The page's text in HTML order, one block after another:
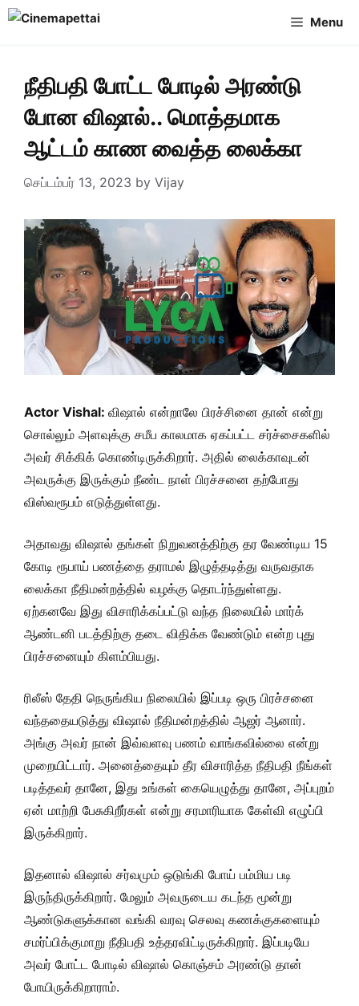
Skip
Menu
நீதிபதி போட்ட போடில் அரண்டு
போன விஷால்.. மொத்தமாக
ஆட்டம் காண வைத்த லைக்கா
செப்டம்பர் 13, 2023 by Vijay
Actor Vishal: விஷால் என்றாலே பிரச்சினை தான் என்று
சொல்லும் அளவுக்கு சமீப காலமாக ஏகப்பட்ட சர்ச்சைகளில்
அவர் சிக்கிக் கொண்டிருக்கிறார். அதில் லைக்காவுடன்
அவருக்கு இருக்கும் நீண்ட நாள் பிரச்சனை தற்போது
விஸ்வரூபம் எடுத்துள்ளது.
அதாவது விஷால் தங்கள் நிறுவனத்திற்கு தர வேண்டிய 15
கோடி ரூபாய் பணத்தை தராமல் இழுத்தடித்து வருவதாக
லைக்கா நீதிமன்றத்தில் வழக்கு தொடர்ந்துள்ளது.
ஏற்கனவே இது விசாரிக்கப்பட்டு வந்த நிலையில் மார்க்
ஆண்டனி படத்திற்கு தடை விதிக்க வேண்டும் என்ற புது
பிரச்சனையும் கிளம்பியது.
ரிலீஸ் தேதி நெருங்கிய நிலையில் இப்படி ஒரு பிரச்சனை
வந்ததையடுத்து விஷால் நீதிமன்றத்தில் ஆஜர் ஆனார்.
அங்கு அவர் நான் இவ்வளவு பணம் வாங்கவில்லை என்று
முறையிட்டார். அனைத்தையும் தீர விசாரித்த நீதிபதி நீங்கள்
படித்தவர் தானே, இது உங்கள் கையெழுத்து தானே, அப்புறம்
ஏன் மாற்றி பேசுகிறீர்கள் என்று சரமாரியாக கேள்வி எழுப்பி
இருக்கிறார்.
இதனால் விஷால் சர்வமும் ஒடுங்கி போய் பம்மிய படி
இருந்திருக்கிறார். மேலும் அவருடைய கடந்த மூன்று
ஆண்டுகளுக்கான வங்கி வரவு செலவு கணக்குகளையும்
சமர்ப்பிக்குமாறு நீதிபதி உத்தரவிட்டிருக்கிறார். இப்படியே
அவர் போட்ட போடில் விஷால் கொஞ்சம் அரண்டு தான்
போயிருக்கிறாராம்.